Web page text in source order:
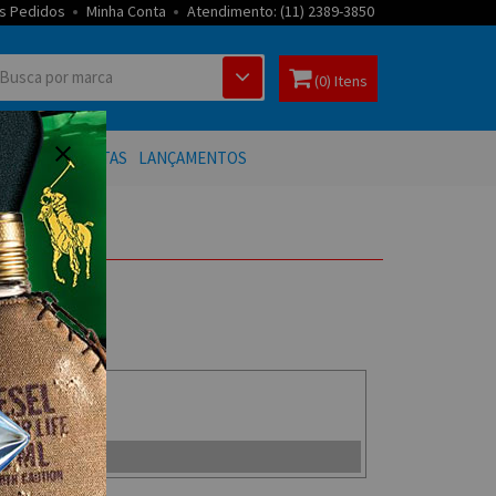
Pedidos Minha Conta Atendimento: (11) 2389-3850
(0) Itens
OFERTAS LANÇAMENTOS